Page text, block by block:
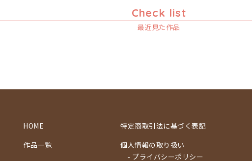
Check list
最近見た作品
HOME
作品一覧
特定商取引法に基づく表記
個人情報の取り扱い
- プライバシーポリシー